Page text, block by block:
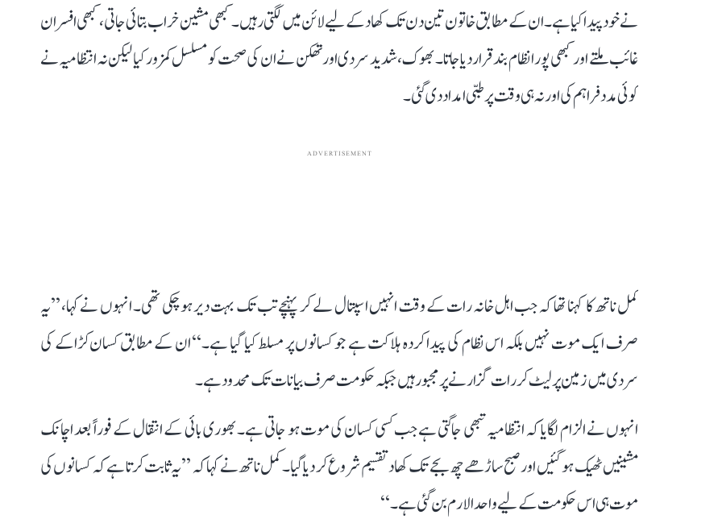
نے خود پیدا کیا ہے۔ ان کے مطابق خاتون تین دن تک کھاد کے لیے لائن میں لگتی رہیں۔ کبھی مشین خراب بتائی جاتی، کبھی افسران
غائب ملتے اور کبھی پورا نظام بند قرار دیا جاتا۔ بھوک، شدید سردی اور تھکن نے ان کی صحت کو مسلسل کمزور کیا لیکن نہ انتظامیہ نے
کوئی مدد فراہم کی اور نہ ہی وقت پر طبی امداد دی گئی۔
ADVERTISEMENT
کمل ناتھ کا کہنا تھا کہ جب اہل خانہ رات کے وقت انہیں اسپتال لے کر پہنچے تب تک بہت دیر ہو چکی تھی۔ انہوں نے کہا، ’’یہ
صرف ایک موت نہیں بلکہ اس نظام کی پیدا کردہ ہلاکت ہے جو کسانوں پر مسلط کیا گیا ہے۔‘‘ ان کے مطابق کسان کڑاکے کی
سردی میں زمین پر لیٹ کر رات گزارنے پر مجبور ہیں جبکہ حکومت صرف بیانات تک محدود ہے۔
انہوں نے الزام لگایا کہ انتظامیہ تبھی جاگتی ہے جب کسی کسان کی موت ہو جاتی ہے۔ بھوری بائی کے انتقال کے فوراً بعد اچانک
مشینیں ٹھیک ہو گئیں اور صبح ساڑھے چھ بجے تک کھاد تقسیم شروع کر دیا گیا۔ کمل ناتھ نے کہا کہ ’’یہ ثابت کرتا ہے کہ کسانوں کی
موت ہی اس حکومت کے لیے واحد الارم بن گئی ہے۔‘‘